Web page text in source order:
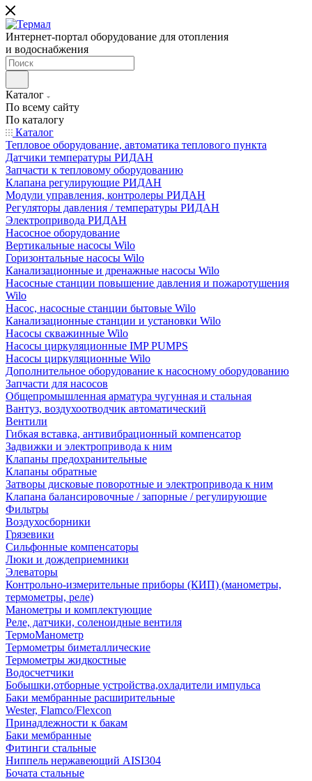
Интернет-портал оборудование для отопления
и водоснабжения
Каталог
По всему сайту
По каталогу
Каталог
Тепловое оборудование, автоматика теплового пункта
Датчики температуры РИДАН
Запчасти к тепловому оборудованию
Клапана регулирующие РИДАН
Модули управления, контролеры РИДАН
Регуляторы давления / температуры РИДАН
Электропривода РИДАН
Насосное оборудование
Вертикальные насосы Wilo
Горизонтальные насосы Wilo
Канализационные и дренажные насосы Wilo
Насосные станции повышение давления и пожаротушения
Wilo
Насос, насосные станции бытовые Wilo
Канализационные станции и установки Wilo
Насосы скважинные Wilo
Насосы циркуляционные IMP PUMPS
Насосы циркуляционные Wilo
Дополнительное оборудование к насосному оборудованию
Запчасти для насосов
Общепромышленная арматура чугунная и стальная
Вантуз, воздухоотводчик автоматический
Вентили
Гибкая вставка, антивибрационный компенсатор
Задвижки и электропривода к ним
Клапаны предохранительные
Клапаны обратные
Затворы дисковые поворотные и электропривода к ним
Клапана балансировочные / запорные / регулирующие
Фильтры
Воздухосборники
Грязевики
Сильфонные компенсаторы
Люки и дождеприемники
Элеваторы
Контрольно-измерительные приборы (КИП) (манометры,
термометры, реле)
Манометры и комплектующие
Реле, датчики, соленоидные вентиля
ТермоМанометр
Термометры биметаллические
Термометры жидкостные
Водосчетчики
Бобышки,отборные устройства,охладители импульса
Баки мембранные расширительные
Wester, Flamco/Flexcon
Принадлежности к бакам
Баки мембранные
Фитинги стальные
Ниппель нержавеющий AISI304
Бочата стальные